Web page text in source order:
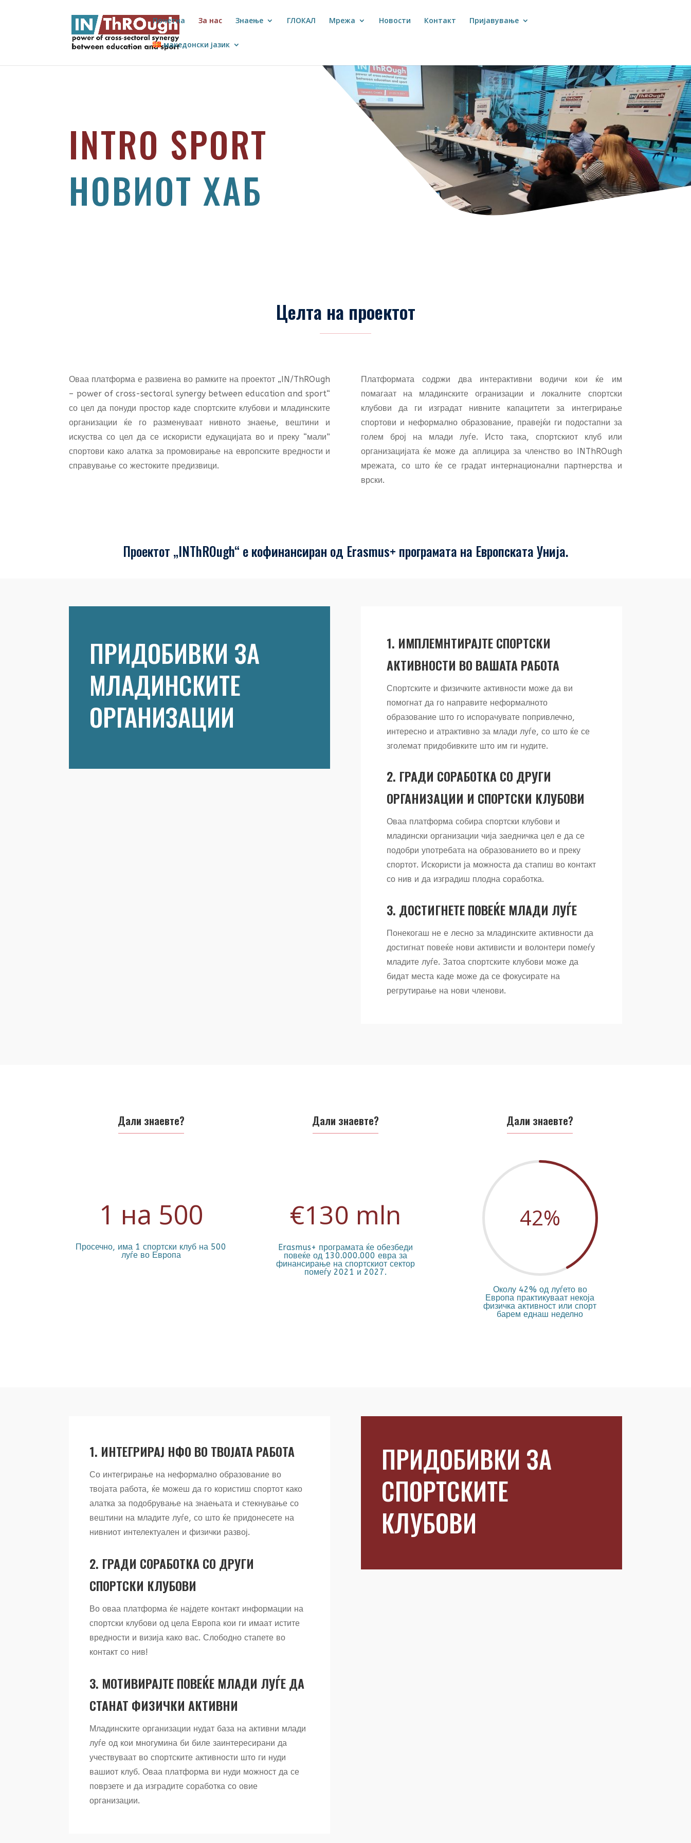
Почетна За нас Знаење ГЛОКАЛ Мрежа Новости Контакт Пријавување
македонски јазик
INTRO SPORT
НОВИОТ ХАБ
Целта на проектот
Оваа платформа е развиена во рамките на проектот „IN/ThROugh
– power of cross-sectoral synergy between education and sport“
со цел да понуди простор каде спортските клубови и младинските
организации ќе го разменуваат нивното знаење, вештини и
искуства со цел да се искористи едукацијата во и преку “мали”
спортови како алатка за промовирање на европските вредности и
справување со жестоките предизвици.
Платформата содржи два интерактивни водичи кои ќе им
помагаат на младинските огранизации и локалните спортски
клубови да ги изградат нивните капацитети за интегрирање
спортови и неформално образование, правејќи ги подостапни за
голем број на млади луѓе. Исто така, спортскиот клуб или
организацијата ќе може да аплицира за членство во INThROugh
мрежата, со што ќе се градат интернационални партнерства и
врски.
Проектот „INThROugh“ е кофинансиран од Erasmus+ програмата на Европската Унија.
ПРИДОБИВКИ ЗА
МЛАДИНСКИТЕ
ОРГАНИЗАЦИИ
1. ИМПЛЕМНТИРАЈТЕ СПОРТСКИ
АКТИВНОСТИ ВО ВАШАТА РАБОТА
Спортските и физичките активности може да ви
помогнат да го направите неформалното
образование што го испорачувате попривлечно,
интересно и атрактивно за млади луѓе, со што ќе се
зголемат придобивките што им ги нудите.
2. ГРАДИ СОРАБОТКА СО ДРУГИ
ОРГАНИЗАЦИИ И СПОРТСКИ КЛУБОВИ
Оваа платформа собира спортски клубови и
младински организации чија заедничка цел е да се
подобри употребата на образованието во и преку
спортот. Искористи ја можноста да стапиш во контакт
со нив и да изградиш плодна соработка.
3. ДОСТИГНЕТЕ ПОВЕЌЕ МЛАДИ ЛУЃЕ
Понекогаш не е лесно за младинските активности да
достигнат повеќе нови активисти и волонтери помеѓу
младите луѓе. Затоа спортските клубови може да
бидат места каде може да се фокусирате на
регрутирање на нови членови.
Дали знаевте?
1 на 500
Просечно, има 1 спортски клуб на 500
луѓе во Европа
Дали знаевте?
€130 mln
Erasmus+ програмата ќе обезбеди
повеќе од 130.000.000 евра за
финансирање на спортскиот сектор
помеѓу 2021 и 2027.
Дали знаевте?
42%
Околу 42% од луѓето во
Европа практикуваат некоја
физичка активност или спорт
барем еднаш неделно
1. ИНТЕГРИРАЈ НФО ВО ТВОЈАТА РАБОТА
Со интегрирање на неформално образование во
твојата работа, ќе можеш да го користиш спортот како
алатка за подобрување на знаењата и стекнување со
вештини на младите луѓе, со што ќе придонесете на
нивниот интелектуален и физички развој.
2. ГРАДИ СОРАБОТКА СО ДРУГИ
СПОРТСКИ КЛУБОВИ
Во оваа платформа ќе најдете контакт информации на
спортски клубови од цела Европа кои ги имаат истите
вредности и визија како вас. Слободно стапете во
контакт со нив!
3. МОТИВИРАЈТЕ ПОВЕЌЕ МЛАДИ ЛУЃЕ ДА
СТАНАТ ФИЗИЧКИ АКТИВНИ
Младинските организации нудат база на активни млади
луѓе од кои многумина би биле заинтересирани да
учествуваат во спортските активности што ги нуди
вашиот клуб. Оваа платформа ви нуди можност да се
поврзете и да изградите соработка со овие
организации.
ПРИДОБИВКИ ЗА
СПОРТСКИТЕ
КЛУБОВИ